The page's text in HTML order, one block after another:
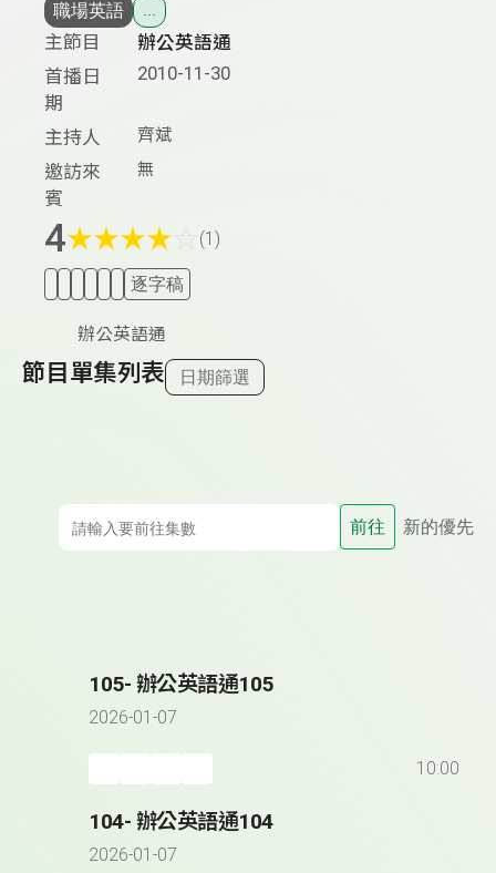
職場英語
...
主節目
辦公英語通
首播日
期
2010-11-30
主持人 齊斌
邀訪來
賓
無
4★★★★ (1)
逐字稿
辦公英語通
節目單集列表 日期篩選
前往 新的優先
105- 辦公英語通105
2026-01-07
10:00
104- 辦公英語通104
2026-01-07